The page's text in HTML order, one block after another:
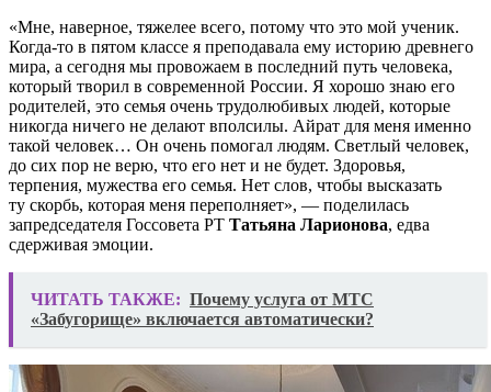
«Мне, наверное, тяжелее всего, потому что это мой ученик.
Когда-то в пятом классе я преподавала ему историю древнего
мира, а сегодня мы провожаем в последний путь человека,
который творил в современной России. Я хорошо знаю его
родителей, это семья очень трудолюбивых людей, которые
никогда ничего не делают вполсилы. Айрат для меня именно
такой человек… Он очень помогал людям. Светлый человек,
до сих пор не верю, что его нет и не будет. Здоровья,
терпения, мужества его семья. Нет слов, чтобы высказать
ту скорбь, которая меня переполняет», — поделилась
запредседателя Госсовета РТ Татьяна Ларионова, едва
сдерживая эмоции.
ЧИТАТЬ ТАКЖЕ: Почему услуга от МТС
«Забугорище» включается автоматически?